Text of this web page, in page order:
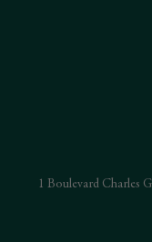
1 Boulevard Charles